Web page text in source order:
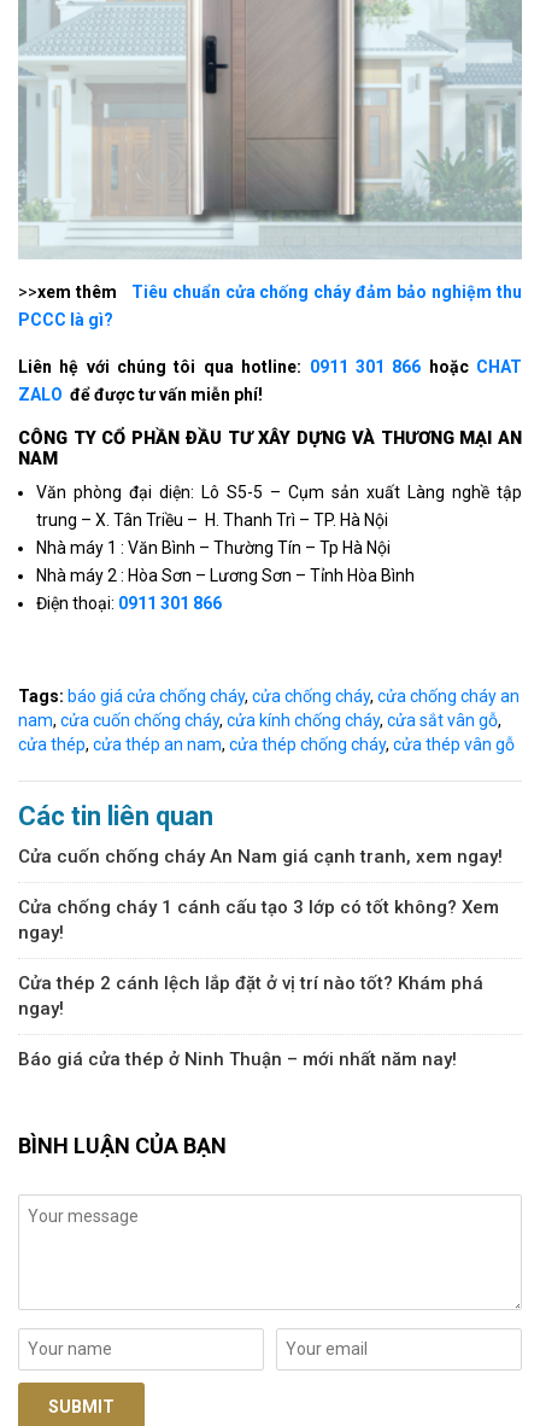
>>xem thêm
Tiêu chuẩn cửa chống cháy đảm bảo nghiệm thu
PCCC là gì?
Liên hệ với chúng tôi qua hotline: 0911 301 866 hoặcCHAT
ZALO để được tư vấn miễn phí!
CÔNG TY CỔ PHẦN ÐẦU TƯ XÂY DỰNG VÀ THƯƠNG MẠI AN
NAM
Văn phòng đại diện: Lô S5-5 – Cụm sản xuất Làng nghề tập
trung – X. Tân Triều – H. Thanh Trì – TP. Hà Nội
Nhà máy 1 : Văn Bình – Thường Tín – Tp Hà Nội
Nhà máy 2 : Hòa Sơn – Lương Sơn – Tỉnh Hòa Bình
Điện thoại: 0911 301 866
Tags: báo giá cửa chống cháy, cửa chống cháy, cửa chống cháy an
nam, cửa cuốn chống cháy, cửa kính chống cháy, cửa sắt vân gỗ,
cửa thép, cửa thép an nam, cửa thép chống cháy, cửa thép vân gỗ
Các tin liên quan
Cửa cuốn chống cháy An Nam giá cạnh tranh, xem ngay!
Cửa chống cháy 1 cánh cấu tạo 3 lớp có tốt không? Xem
ngay!
Cửa thép 2 cánh lệch lắp đặt ở vị trí nào tốt? Khám phá
ngay!
Báo giá cửa thép ở Ninh Thuận – mới nhất năm nay!
BÌNH LUẬN CỦA BẠN